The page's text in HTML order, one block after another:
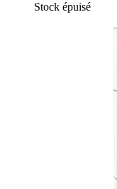
Stock épuisé